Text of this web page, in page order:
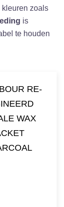
kleuren zoals
is
te houden